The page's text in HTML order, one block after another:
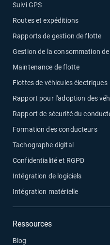
Suivi GPS
Routes et expéditions
Rapports de gestion de flotte
Gestion de la consommation
Maintenance de flotte
Flottes de véhicules électriques
Rapport pour l'adoption des
Rapport de sécurité du
Formation des conducteurs
Tachographe digital
Confidentialité et RGPD
Intégration de logiciels
Intégration matérielle
Ressources
Blog